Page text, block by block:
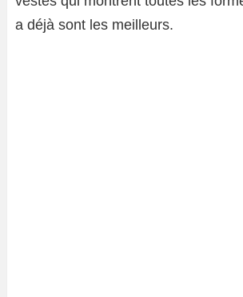
a déjà sont les meilleurs.